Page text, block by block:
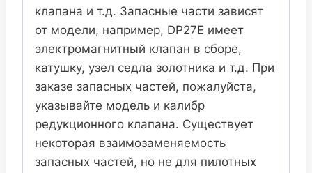
клапана и т.д. Запасные части зависят
от модели, например, DP27E имеет
электромагнитный клапан в сборе,
катушку, узел седла золотника и т.д. При
заказе запасных частей, пожалуйста,
указывайте модель и калибр
редукционного клапана. Существует
некоторая взаимозаменяемость
запасных частей, но не для пилотных